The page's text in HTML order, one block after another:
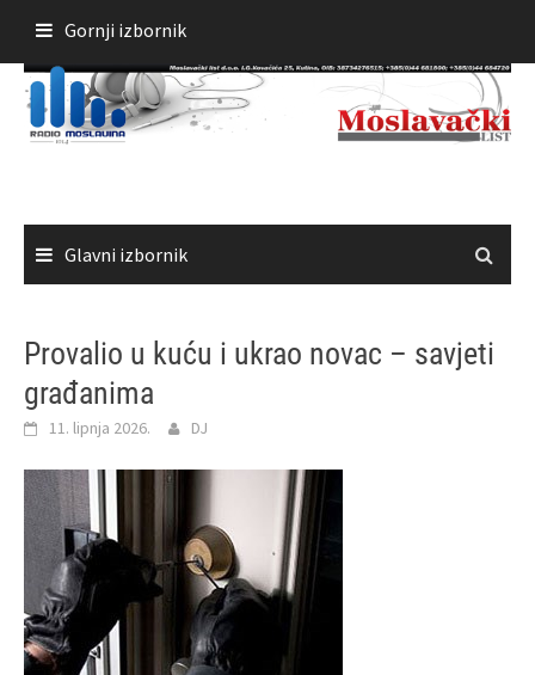
sadržaja
Gornji izbornik
Glavni izbornik
Provalio u kuću i ukrao novac – savjeti
građanima
11. lipnja 2026. DJ